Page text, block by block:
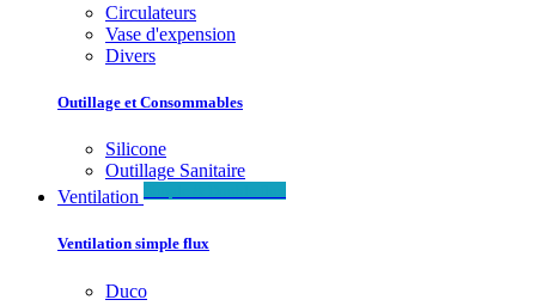
Circulateurs
Vase d'expension
Divers
Outillage et Consommables
Silicone
Outillage Sanitaire
Ventilation
Ventilation simple flux
Duco